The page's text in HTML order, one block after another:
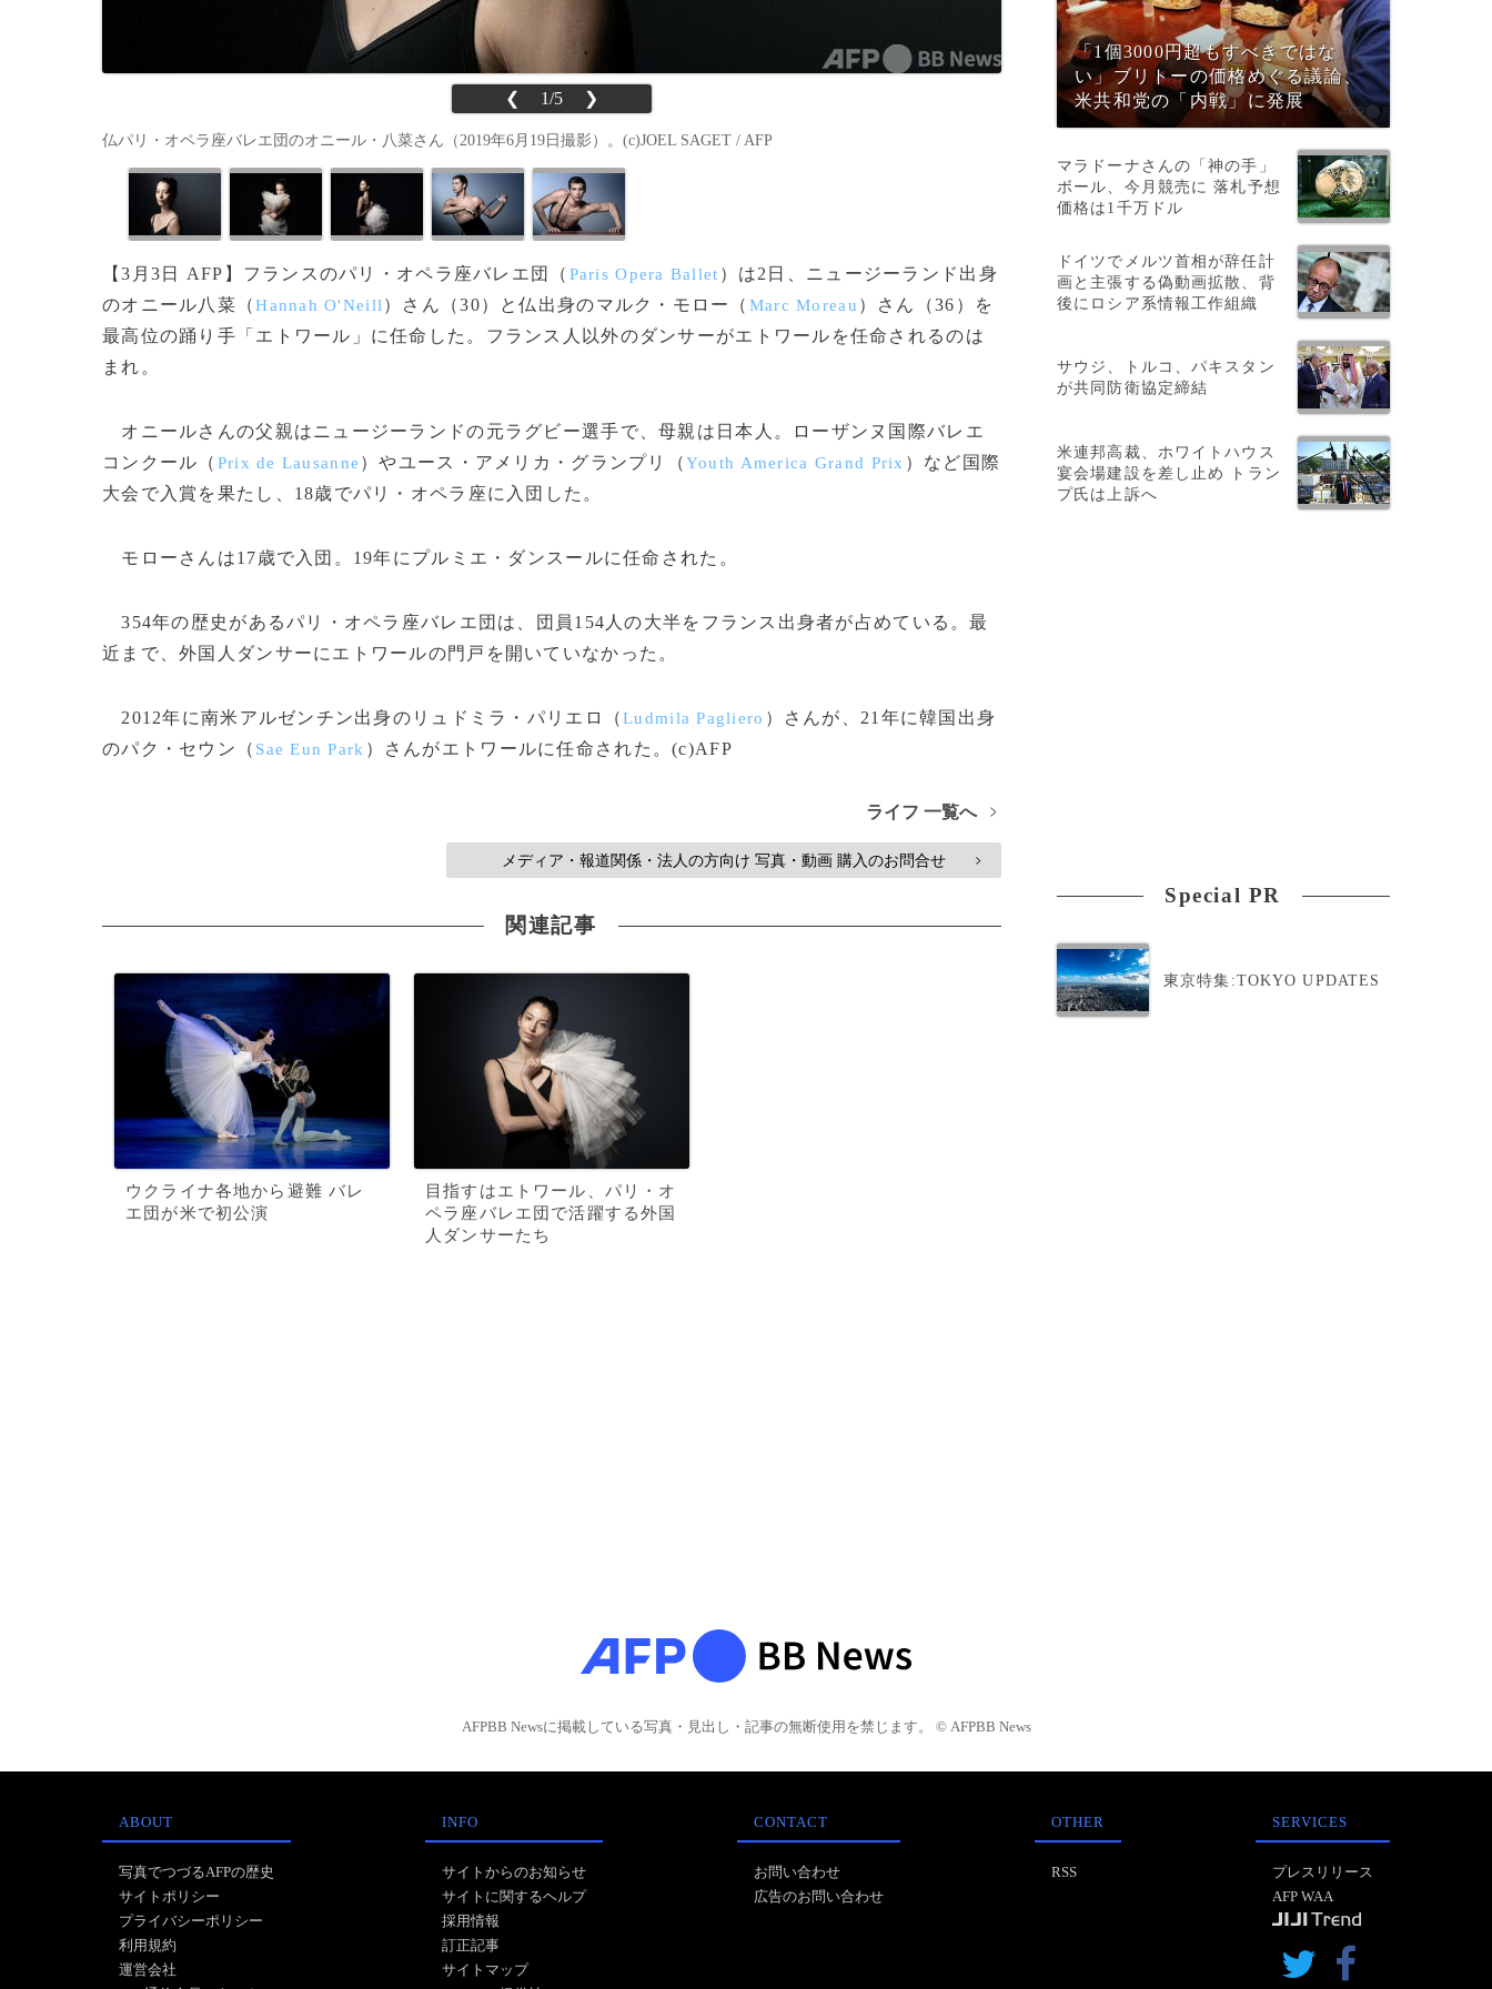
❮ 1/5 ❯
仏パリ・オペラ座バレエ団のオニール・八菜さん（2019年6月19日撮影）。(c)JOEL SAGET / AFP
【3月3日 AFP】フランスのパリ・オペラ座バレエ団（ Paris Opera Ballet ）は2日、ニュージーランド出身
のオニール八菜（Hannah O'Neill ）さん（30）と仏出身のマルク・モロー（ Marc Moreau ）さん（36）を
最高位の踊り手「エトワール」に任命した。フランス人以外のダンサーがエトワールを任命されるのは
まれ。
オニールさんの父親はニュージーランドの元ラグビー選手で、母親は日本人。ローザンヌ国際バレエ
コンクール（ Prix de Lausanne ）やユース・アメリカ・グランプリ（Youth America Grand Prix ）など国際
大会で入賞を果たし、18歳でパリ・オペラ座に入団した。
モローさんは17歳で入団。19年にプルミエ・ダンスールに任命された。
354年の歴史があるパリ・オペラ座バレエ団は、団員154人の大半をフランス出身者が占めている。最
近まで、外国人ダンサーにエトワールの門戸を開いていなかった。
2012年に南米アルゼンチン出身のリュドミラ・パリエロ（Ludmila Pagliero ）さんが、21年に韓国出身
のパク・セウン（ Sae Eun Park ）さんがエトワールに任命された。(c)AFP
ライフ 一覧へ >
メディア・報道関係・法人の方向け 写真・動画 購入のお問合せ >
関連記事
ウクライナ各地から避難 バレ
エ団が米で初公演
目指すはエトワール、パリ・オ
ペラ座バレエ団で活躍する外国
人ダンサーたち
「1個3000円超もすべきではな
い」ブリトーの価格めぐる議論、
米共和党の「内戦」に発展
マラドーナさんの「神の手」
ボール、今月競売に 落札予想
価格は1千万ドル
ドイツでメルツ首相が辞任計
画と主張する偽動画拡散、背
後にロシア系情報工作組織
サウジ、トルコ、パキスタン
が共同防衛協定締結
米連邦高裁、ホワイトハウス
宴会場建設を差し止め トラン
プ氏は上訴へ
Special PR
東京特集:TOKYO UPDATES
AFPBB Newsに掲載している写真・見出し・記事の無断使用を禁じます。 © AFPBB News
ABOUT
写真でつづるAFPの歴史
サイトポリシー
プライバシーポリシー
利用規約
運営会社
INFO
サイトからのお知らせ
サイトに関するヘルプ
採用情報
訂正記事
サイトマップ
CONTACT
お問い合わせ
広告のお問い合わせ
OTHER
RSS
SERVICES
プレスリリース
AFP WAA